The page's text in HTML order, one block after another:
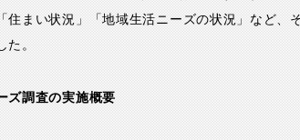
住まい状況」「地域生活ニーズの状況」など、
。
ズ調査の実施概要